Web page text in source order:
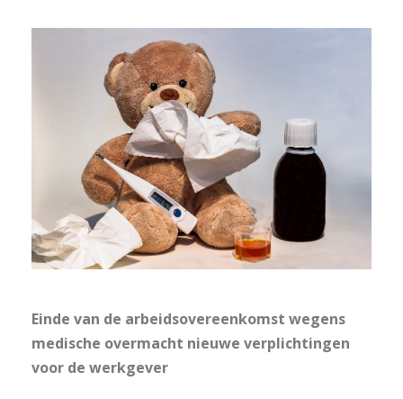
Einde van de arbeidsovereenkomst wegens
medische overmacht nieuwe verplichtingen
voor de werkgever